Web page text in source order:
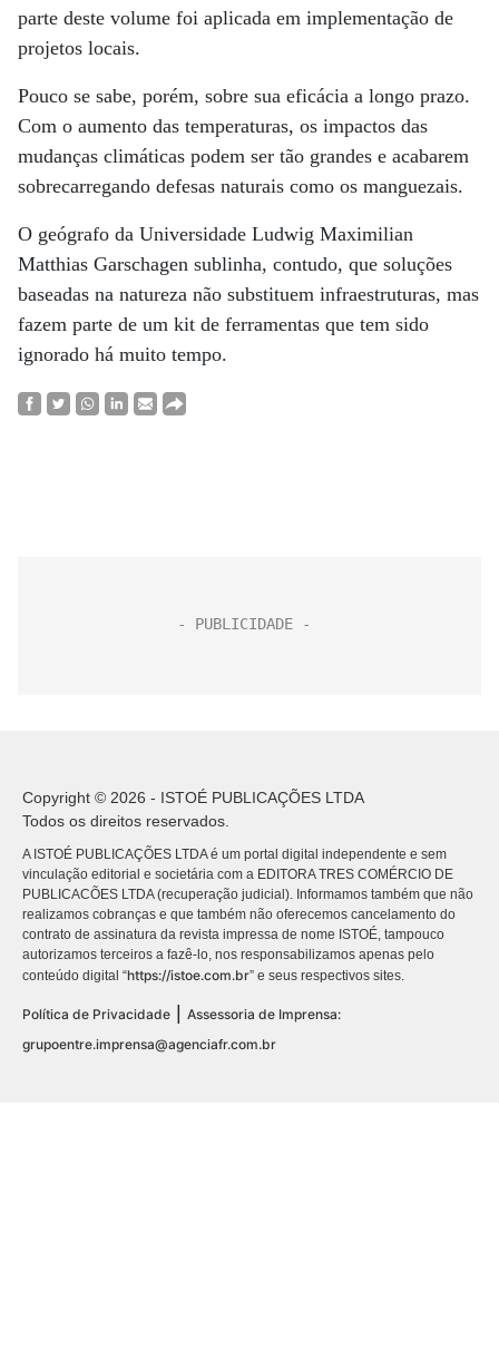
parte deste volume foi aplicada em implementação de
projetos locais.
Pouco se sabe, porém, sobre sua eficácia a longo prazo.
Com o aumento das temperaturas, os impactos das
mudanças climáticas podem ser tão grandes e acabarem
sobrecarregando defesas naturais como os manguezais.
O geógrafo da Universidade Ludwig Maximilian
Matthias Garschagen sublinha, contudo, que soluções
baseadas na natureza não substituem infraestruturas, mas
fazem parte de um kit de ferramentas que tem sido
ignorado há muito tempo.
Copyright © 2026 - ISTOÉ PUBLICAÇÕES LTDA
Todos os direitos reservados.
A ISTOÉ PUBLICAÇÕES LTDA é um portal digital independente e sem
vinculação editorial e societária com a EDITORA TRES COMÉRCIO DE
PUBLICACÕES LTDA (recuperação judicial). Informamos também que não
realizamos cobranças e que também não oferecemos cancelamento do
contrato de assinatura da revista impressa de nome ISTOÉ, tampouco
autorizamos terceiros a fazê-lo, nos responsabilizamos apenas pelo
conteúdo digital “https://istoe.com.br” e seus respectivos sites.
Política de Privacidade
Assessoria de Imprensa:
grupoentre.imprensa@agenciafr.com.br